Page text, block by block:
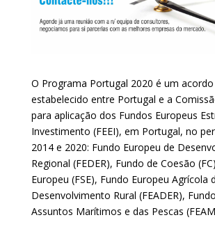
O Programa Portugal 2020 é um
estabelecido entre Portugal e a
para aplicação dos Fundos Europeus
Investimento (FEEI), em Portugal, no
2014 e 2020: Fundo Europeu de
Regional (FEDER), Fundo de Coesão
Europeu (FSE), Fundo Europeu Agrícola
Desenvolvimento Rural (FEADER),
Assuntos Marítimos e das Pescas